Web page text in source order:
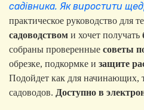
садівника. Як виростити
практическое руководство для
садоводством и хочет получать
собраны проверенные советы
обрезке, подкормке и защите
Подойдет как для начинающих,
садоводов. Доступно в